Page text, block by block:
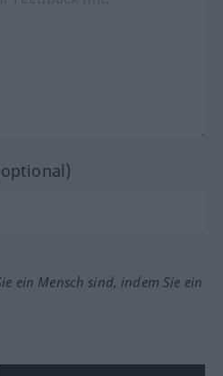
ein Mensch sind, indem Sie ein